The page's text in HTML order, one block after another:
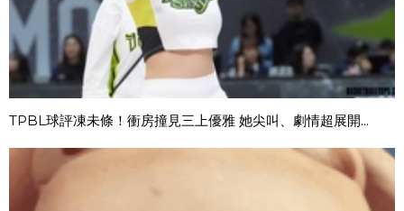
TPBL球評凍未條！衝房撞見三上優雅 她尖叫、劇情超展開...